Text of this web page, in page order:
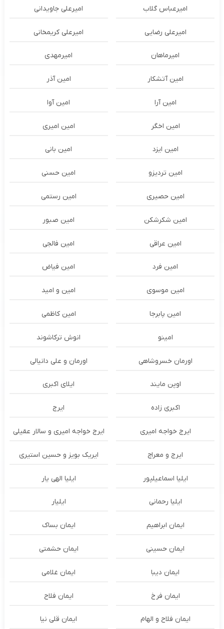
امیرعباس گلاب امیرعلی جاویدانی
امیرعلی رضایی امیرعلی کریمخانی
امیرماهان امیرمهدی
امین آتشکار امین آذر
امین آرا امین آوا
امین اخگر امین امیری
امین ایزد امین بانی
امین تردیزو امین حسنی
امین حصیری امین رستمی
امین شکرشکن امین صبور
امین عراقی امین فالجی
امین فرد امین فیاض
امین موسوی امین و امید
امین پابرجا امین کاظمی
امینو انوش ترکاشوند
اورمان خسروشاهی اورمان و علی دانیالی
اوپن مایند ايلاى اكبرى
اکبری زاده ایرج
ایرج خواجه امیری ایرج خواجه امیری و سالار عقیلی
ایرج و معراج ایریک بویز و حسین استیری
ایلیا اسماعیلپور ایلیا الهی یار
ایلیا رحمانی ایلیار
ایمان ابراهیم ایمان بساک
ایمان حسینی ایمان حشمتی
ایمان دیبا ایمان غلامی
ایمان فرخ ایمان فلاح
ایمان فلاح و الهام ایمان قلی نیا